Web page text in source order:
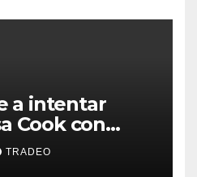
a intentar
Cook con
fraude
TRADEO